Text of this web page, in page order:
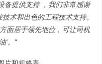
备提供支持
，我们非常感谢
技术和出色的工程技术支持。
面居于领先地位，可让司机
'。 "